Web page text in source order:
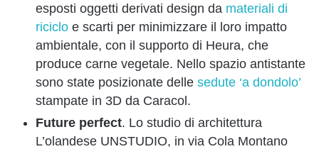
esposti oggetti derivati design da materiali di
riciclo e scarti per minimizzare il loro impatto
ambientale, con il supporto di Heura, che
produce carne vegetale. Nello spazio antistante
sono state posizionate delle sedute ‘a dondolo’
stampate in 3D da Caracol.
Future perfect. Lo studio di architettura
L’olandese UNSTUDIO, in via Cola Montano